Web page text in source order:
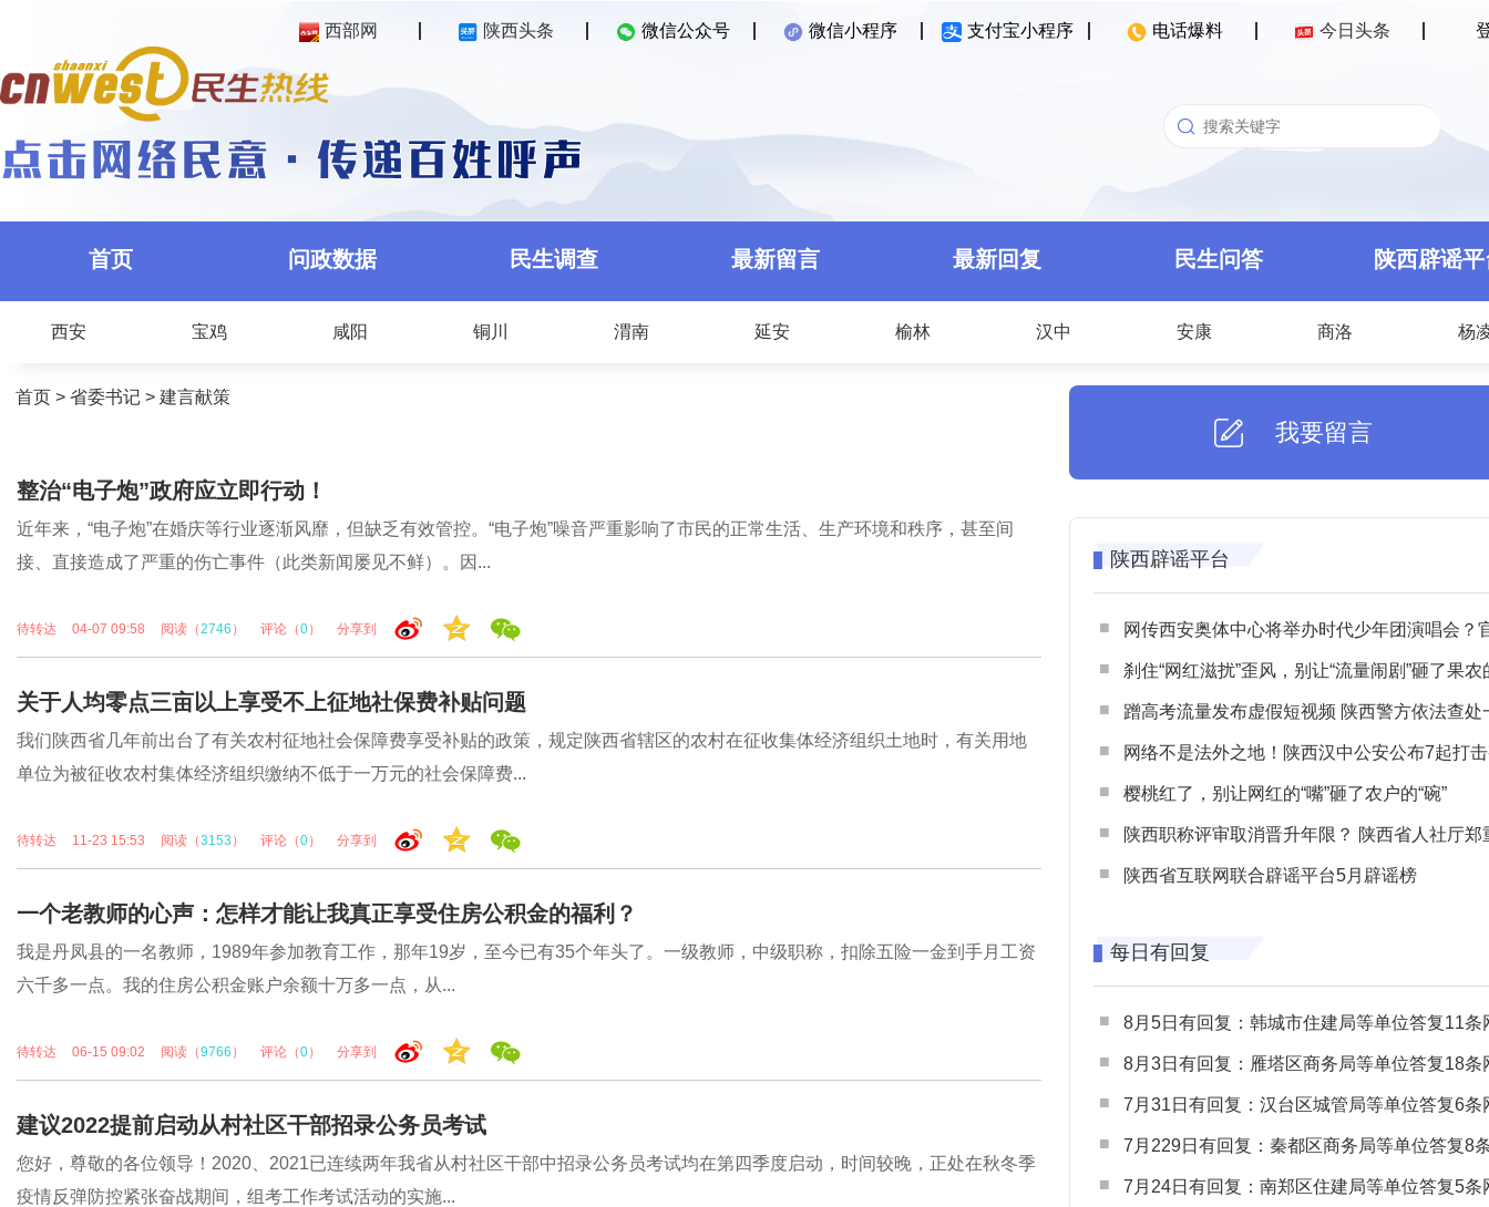
西部网 陕西头条 微信公众号 微信小程序 支付宝小程序 电话爆料 今日头条
首页 问政数据 民生调查 最新留言 最新回复 民生问答 陕西辟谣
西安 宝鸡 咸阳 铜川 渭南 延安 榆林 汉中 安康 商洛 杨
首页 > 省委书记 > 建言献策
整治“电子炮”政府应立即行动！
近年来，“电子炮”在婚庆等行业逐渐风靡，但缺乏有效管控。“电子炮”噪音严重影响了市民的正常生活、生产环境和秩序，甚至间
接、直接造成了严重的伤亡事件（此类新闻屡见不鲜）。因...
待转达 04-07 09:58 阅读（2746 ） 评论（0） 分享到
关于人均零点三亩以上享受不上征地社保费补贴问题
我们陕西省几年前出台了有关农村征地社会保障费享受补贴的政策，规定陕西省辖区的农村在征收集体经济组织土地时，有关用地
单位为被征收农村集体经济组织缴纳不低于一万元的社会保障费...
待转达 11-23 15:53 阅读（3153 ） 评论（0） 分享到
一个老教师的心声：怎样才能让我真正享受住房公积金的福利？
我是丹凤县的一名教师，1989年参加教育工作，那年19岁，至今已有35个年头了。一级教师，中级职称，扣除五险一金到手月工资
六千多一点。我的住房公积金账户余额十万多一点，从...
待转达 06-15 09:02 阅读（9766 ） 评论（0） 分享到
建议2022提前启动从村社区干部招录公务员考试
您好，尊敬的各位领导！2020、2021已连续两年我省从村社区干部中招录公务员考试均在第四季度启动，时间较晚，正处在秋冬季
疫情反弹防控紧张奋战期间，组考工作考试活动的实施...
我要留言
陕西辟谣平台
网传西安奥体中心将举办时代少年团演唱会？官方回应：纯
刹住“网红滋扰”歪风，别让“流量闹剧”砸了果农
蹭高考流量发布虚假短视频 陕西警方依法查处一起涉高考网络
网络不是法外之地！陕西汉中公安公布7起打击整治网谣网暴典型
樱桃红了，别让网红的“嘴”砸了农户的“碗”
陕西职称评审取消晋升年限？ 陕西省人社厅郑重声明 谨防职称评审不实言
陕西省互联网联合辟谣平台5月辟谣榜
每日有回复
8月5日有回复：韩城市住建局等单位答复11条网民
8月3日有回复：雁塔区商务局等单位答复18条网民
7月31日有回复：汉台区城管局等单位答复6条网民
7月229日有回复：秦都区商务局等单位答复8条网民
7月24日有回复：南郑区住建局等单位答复5条网民